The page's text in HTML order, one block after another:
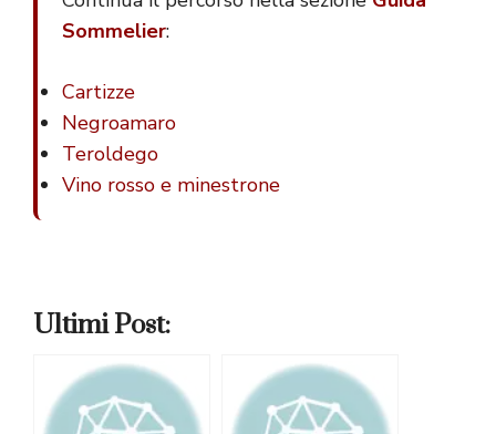
Sommelier:
Cartizze
Negroamaro
Teroldego
Vino rosso e minestrone
Ultimi Post: